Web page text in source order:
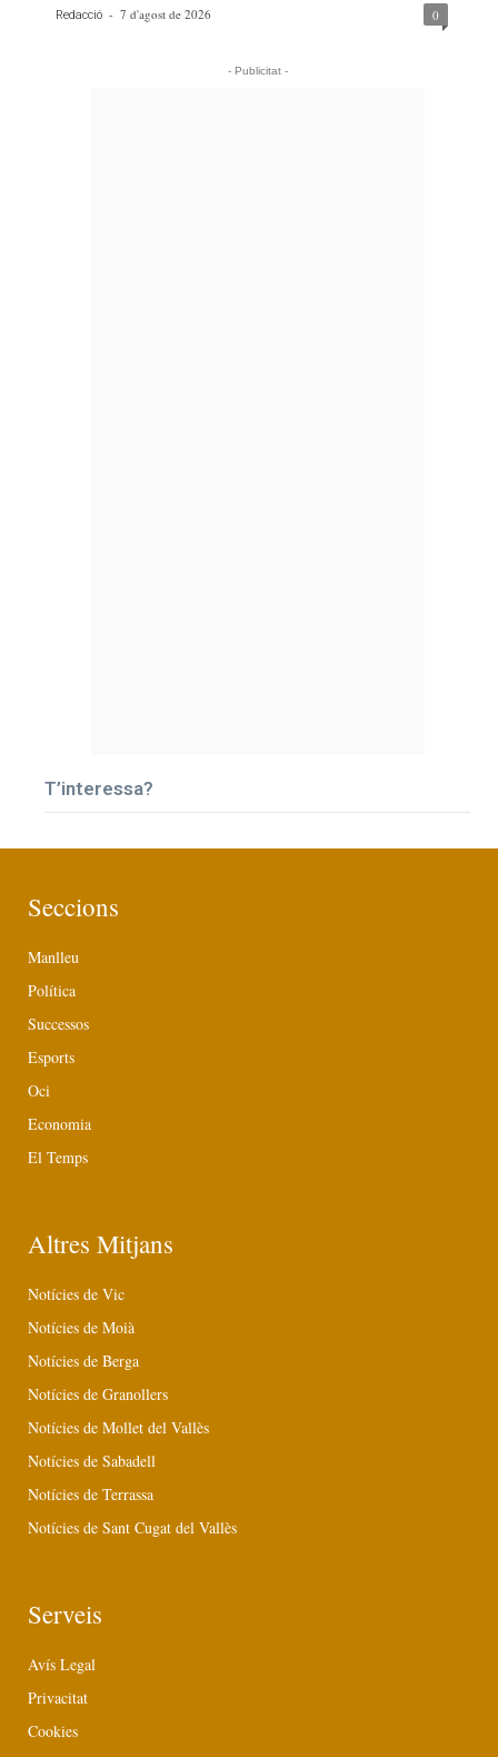
Redacció - 7 d'agost de 2026 0
- Publicitat -
T’interessa?
Seccions
Manlleu
Política
Successos
Esports
Oci
Economia
El Temps
Altres Mitjans
Notícies de Vic
Notícies de Moià
Notícies de Berga
Notícies de Granollers
Notícies de Mollet del Vallès
Notícies de Sabadell
Notícies de Terrassa
Notícies de Sant Cugat del Vallès
Serveis
Avís Legal
Privacitat
Cookies